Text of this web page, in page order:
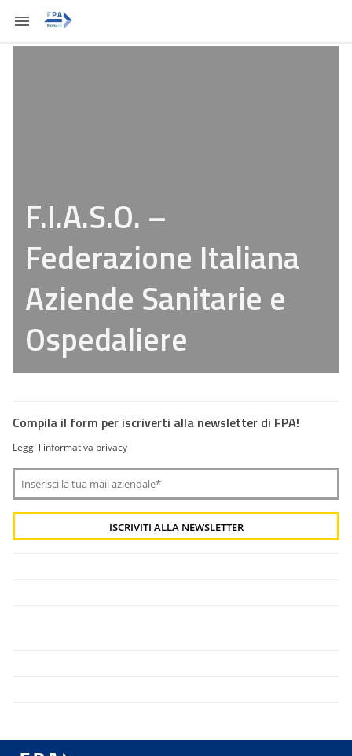
F.I.A.S.O. –
Federazione Italiana
Aziende Sanitarie e
Ospedaliere
Compila il form per iscriverti alla newsletter di FPA!
Leggi l'informativa privacy